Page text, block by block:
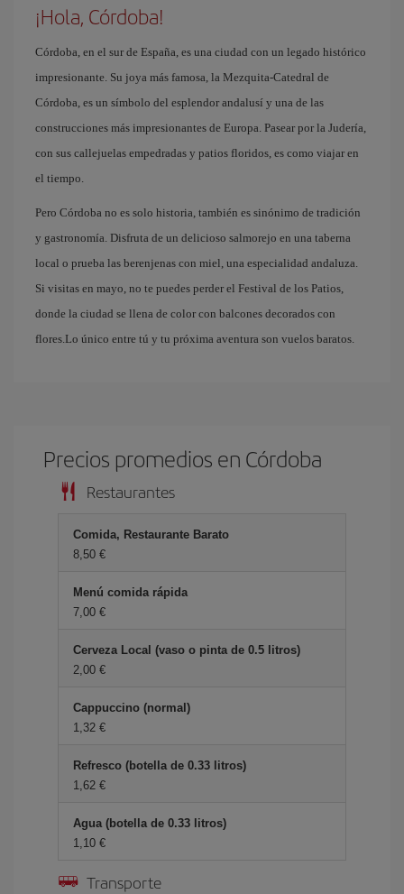
¡Hola, Córdoba!
Córdoba, en el sur de España, es una ciudad con un legado histórico
impresionante. Su joya más famosa, la Mezquita-Catedral de
Córdoba, es un símbolo del esplendor andalusí y una de las
construcciones más impresionantes de Europa. Pasear por la Judería,
con sus callejuelas empedradas y patios floridos, es como viajar en
el tiempo.
Pero Córdoba no es solo historia, también es sinónimo de tradición
y gastronomía. Disfruta de un delicioso salmorejo en una taberna
local o prueba las berenjenas con miel, una especialidad andaluza.
Si visitas en mayo, no te puedes perder el Festival de los Patios,
donde la ciudad se llena de color con balcones decorados con
flores.Lo único entre tú y tu próxima aventura son vuelos baratos.
Precios promedios en Córdoba
Restaurantes
Comida, Restaurante Barato
8,50
Menú comida rápida
7,00
Cerveza Local (vaso o pinta de 0.5 litros)
2,00
Cappuccino (normal)
1,32
Refresco (botella de 0.33 litros)
1,62
Agua (botella de 0.33 litros)
1,10
Transporte